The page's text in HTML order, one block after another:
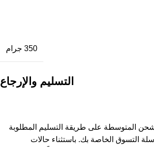
350 جرام
التسليم والإرجاع
المتوسطة على طريقة التسليم المطلوبة
التسوق الخاصة بك. باستثناء حالات